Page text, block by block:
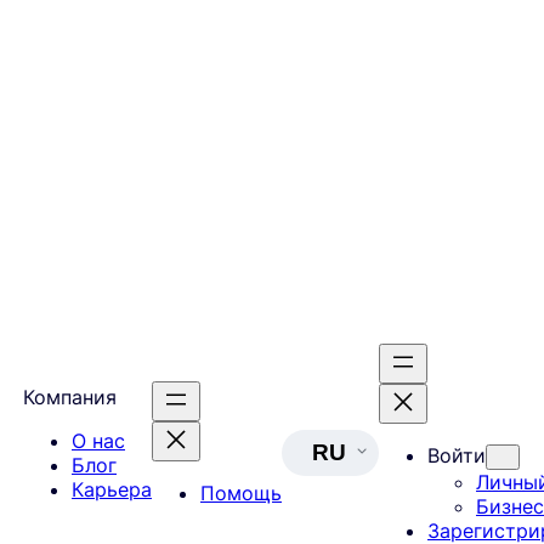
Компания
О нас
Блог
Карьера
Помощь
RU
Войти
Бизнес